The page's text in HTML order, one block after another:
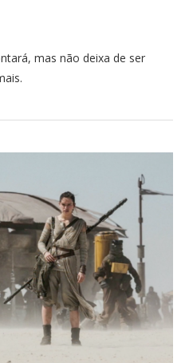
mas não deixa de ser